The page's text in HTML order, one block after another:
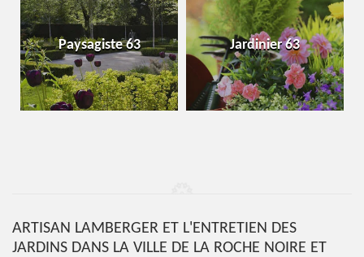
Paysagiste 63 Jardinier 63
ARTISAN LAMBERGER ET L'ENTRETIEN DES
JARDINS DANS LA VILLE DE LA ROCHE NOIRE ET